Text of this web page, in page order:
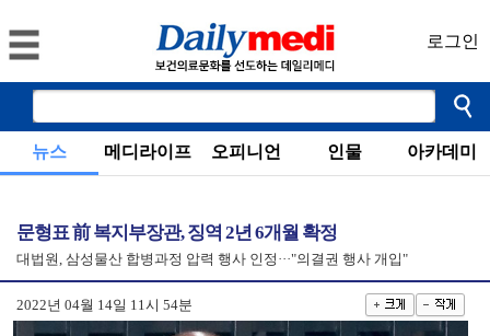
로그인
뉴스 메디라이프 오피니언 인물 아카데미
문형표 前 복지부장관, 징역 2년 6개월 확정
대법원, 삼성물산 합병과정 압력 행사 인정···"의결권 행사 개입"
2022년 04월 14일 11시 54분